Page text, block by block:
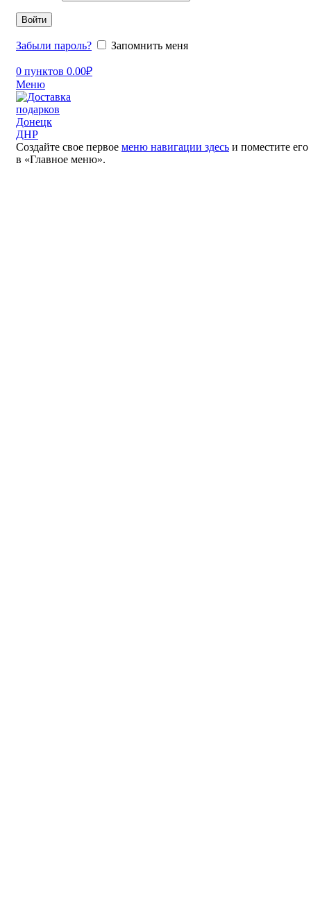
Войти
Забыли пароль? Запомнить меня
0 пунктов 0.00₽
Меню
Создайте свое первое меню навигации здесь и поместите его
в «Главное меню».